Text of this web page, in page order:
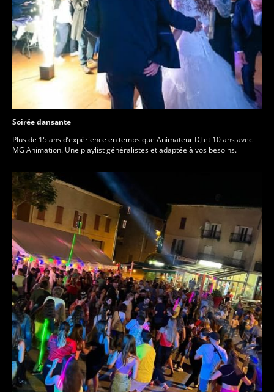
Soirée dansante
Plus de 15 ans d’expérience en temps que Animateur DJ et 10 ans avec
MG Animation. Une playlist généralistes et adaptée à vos besoins.